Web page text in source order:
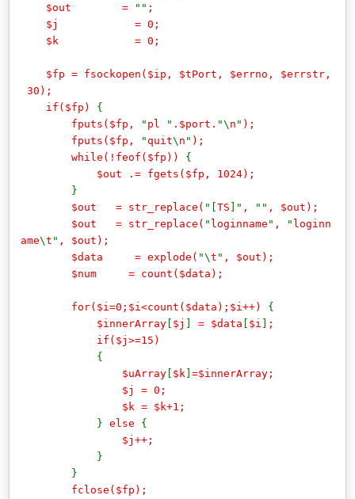
$out =
"" ;
$j = 0;
$k = 0;
$fp = fsockopen($ip, $tPort, $errno, $errstr,
30);
if($fp) {
fputs($fp,
" pl " .$port. "\ n " );
fputs($fp,
"quit\ n " );
while(!feof($fp)) {
$out .= fgets($fp, 1024);
}
$out = str_replace( "[TS ]" , "" , $out);
$out = str_replace( " loginname " , " loginn
ame\t " , $out);
$data = explode( "\t " , $out);
$num = count($data);
for($i=0;$i<count($data);$i++) {
$innerArray [ $j ] = $data [ $i ] ;
if($j>=15)
{
$uArray [ $k ]=$innerArray;
$j = 0;
$k = $k+1;
} else {
$j++;
}
}
fclose($fp);